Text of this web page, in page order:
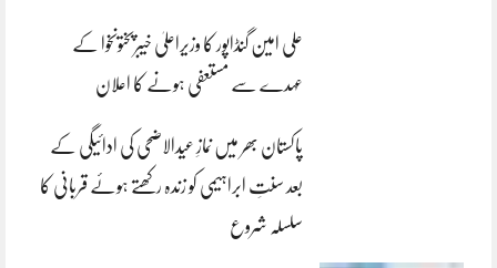
علی امین گنڈاپور کا وزیراعلیٰ خیبرپختونخوا کے
عہدے سے مستعفی ہونے کا اعلان
پاکستان بھر میں نمازِ عیدالاضحی کی ادائیگی کے
بعد سنتِ ابراہیمی کو زندہ رکھتے ہوئے قربانی کا
سلسلہ شروع